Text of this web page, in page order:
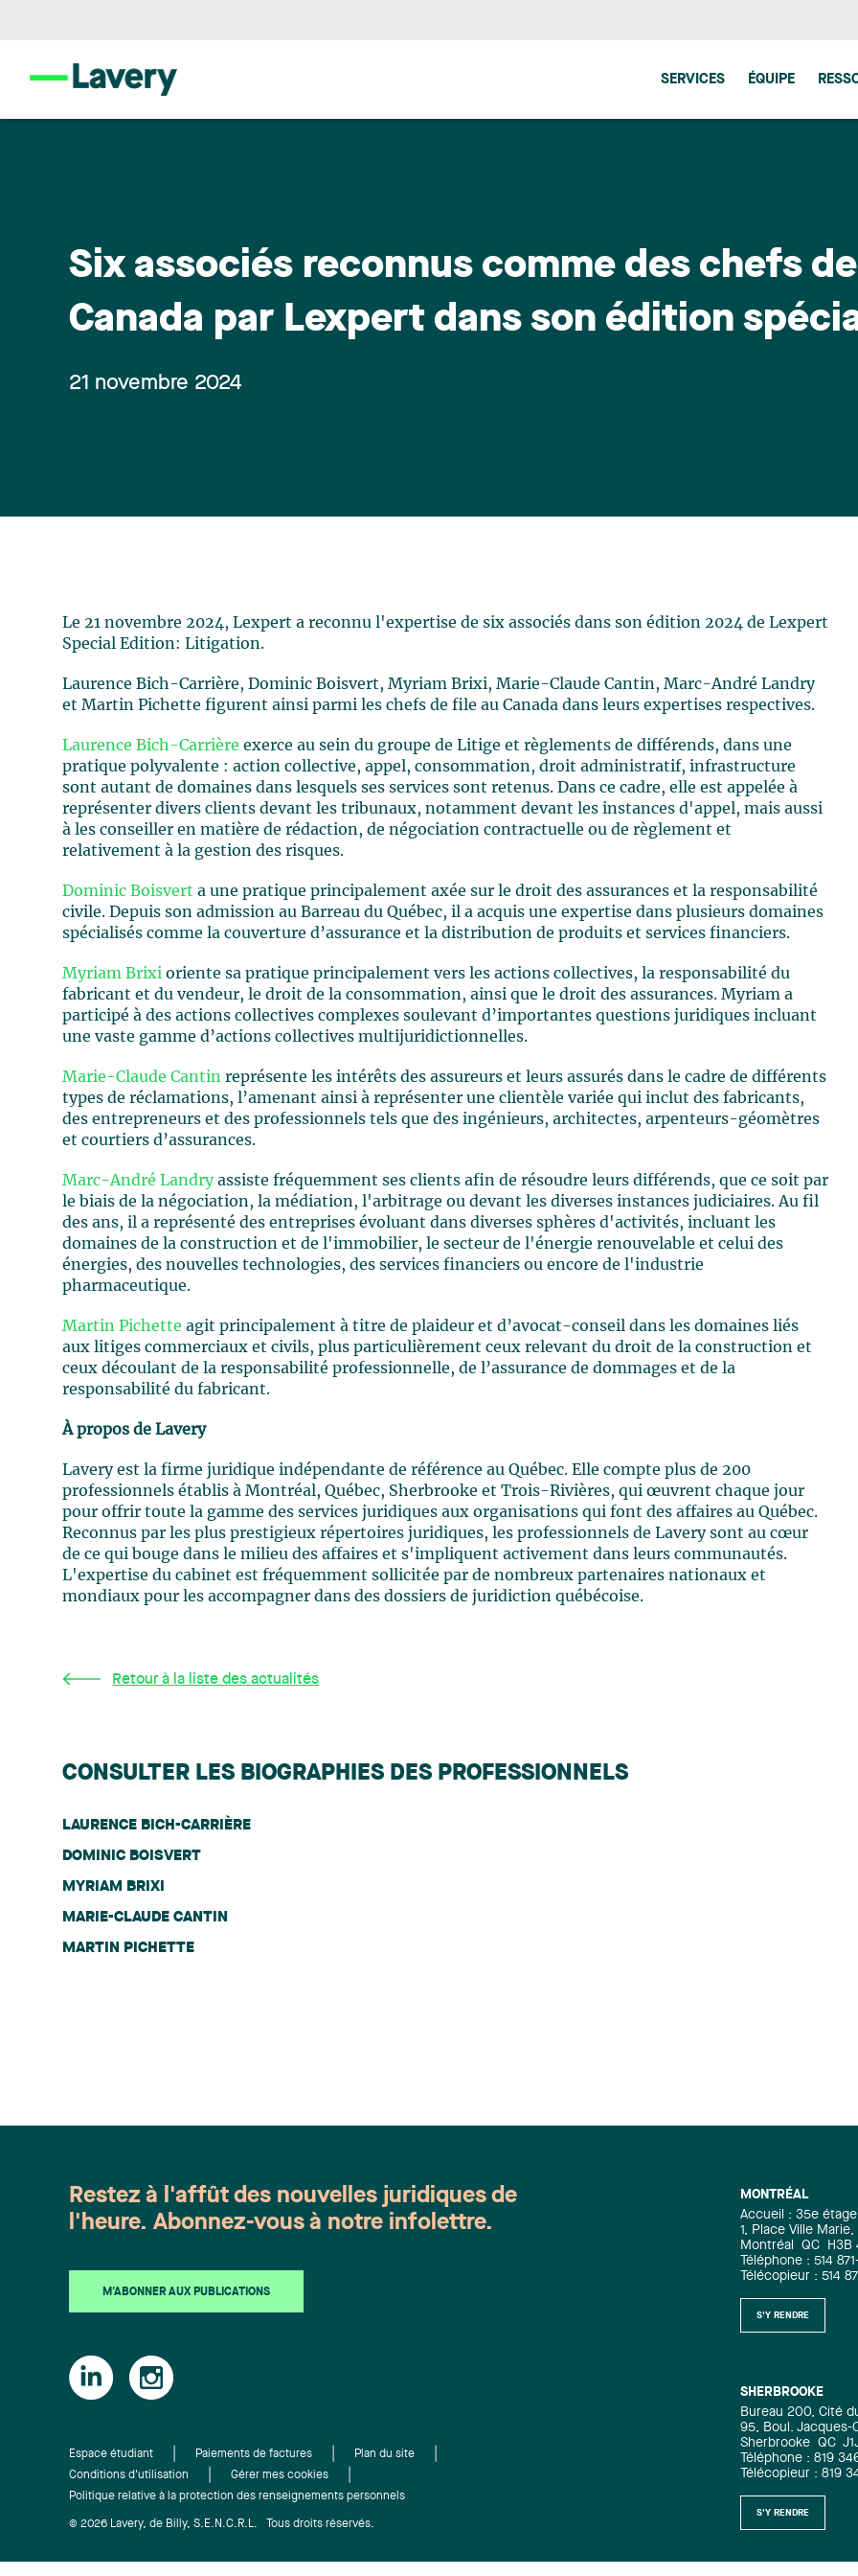
SERVICES ÉQUIPE
Six associés reconnus comme des chefs
Canada par Lexpert dans son édition
21 novembre 2024
Le 21 novembre 2024, Lexpert a reconnu l'expertise de six associés dans son édition 2024 de Lexpert
Special Edition: Litigation.
Laurence Bich-Carrière, Dominic Boisvert, Myriam Brixi, Marie-Claude Cantin, Marc-André Landry
et Martin Pichette figurent ainsi parmi les chefs de file au Canada dans leurs expertises respectives.
Laurence Bich-Carrière exerce au sein du groupe de Litige et règlements de différends, dans une
pratique polyvalente : action collective, appel, consommation, droit administratif, infrastructure
sont autant de domaines dans lesquels ses services sont retenus. Dans ce cadre, elle est appelée à
représenter divers clients devant les tribunaux, notamment devant les instances d'appel, mais aussi
à les conseiller en matière de rédaction, de négociation contractuelle ou de règlement et
relativement à la gestion des risques.
Dominic Boisvert a une pratique principalement axée sur le droit des assurances et la responsabilité
civile. Depuis son admission au Barreau du Québec, il a acquis une expertise dans plusieurs domaines
spécialisés comme la couverture d’assurance et la distribution de produits et services financiers.
Myriam Brixi oriente sa pratique principalement vers les actions collectives, la responsabilité du
fabricant et du vendeur, le droit de la consommation, ainsi que le droit des assurances. Myriam a
participé à des actions collectives complexes soulevant d’importantes questions juridiques incluant
une vaste gamme d’actions collectives multijuridictionnelles.
Marie-Claude Cantin représente les intérêts des assureurs et leurs assurés dans le cadre de différents
types de réclamations, l’amenant ainsi à représenter une clientèle variée qui inclut des fabricants,
des entrepreneurs et des professionnels tels que des ingénieurs, architectes, arpenteurs-géomètres
et courtiers d’assurances.
Marc-André Landryassiste fréquemment ses clients afin de résoudre leurs différends, que ce soit par
le biais de la négociation, la médiation, l'arbitrage ou devant les diverses instances judiciaires. Au fil
des ans, il a représenté des entreprises évoluant dans diverses sphères d'activités, incluant les
domaines de la construction et de l'immobilier, le secteur de l'énergie renouvelable et celui des
énergies, des nouvelles technologies, des services financiers ou encore de l'industrie
pharmaceutique.
Martin Pichette agit principalement à titre de plaideur et d’avocat-conseil dans les domaines liés
aux litiges commerciaux et civils, plus particulièrement ceux relevant du droit de la construction et
ceux découlant de la responsabilité professionnelle, de l’assurance de dommages et de la
responsabilité du fabricant.
À propos de Lavery
Lavery est la firme juridique indépendante de référence au Québec. Elle compte plus de 200
professionnels établis à Montréal, Québec, Sherbrooke et Trois-Rivières, qui œuvrent chaque jour
pour offrir toute la gamme des services juridiques aux organisations qui font des affaires au Québec.
Reconnus par les plus prestigieux répertoires juridiques, les professionnels de Lavery sont au cœur
de ce qui bouge dans le milieu des affaires et s'impliquent activement dans leurs communautés.
L'expertise du cabinet est fréquemment sollicitée par de nombreux partenaires nationaux et
mondiaux pour les accompagner dans des dossiers de juridiction québécoise.
Retour à la liste des actualités
CONSULTER LES BIOGRAPHIES DES PROFESSIONNELS
LAURENCE BICH-CARRIÈRE
DOMINIC BOISVERT
MYRIAM BRIXI
MARIE-CLAUDE CANTIN
MARTIN PICHETTE
MONTRÉAL
Accueil : 35e étage
1, Place Ville
Montréal
QC
H3B
Téléphone : 514
Télécopieur : 514
S'Y RENDRE
SHERBROOKE
Bureau 200, Cité
95, Boul. Jacques-
Sherbrooke QC
Téléphone : 819
Télécopieur : 819
S'Y RENDRE
Restez à l'affût des nouvelles juridiques de
l'heure. Abonnez-vous à notre infolettre.
M'ABONNER AUX PUBLICATIONS
Espace étudiant Paiements de factures
Plan du site
Conditions d'utilisation
Gérer mes cookies
Politique relative à la protection des renseignements personnels
© 2026 Lavery, de Billy, S.E.N.C.R.L. Tous droits réservés.